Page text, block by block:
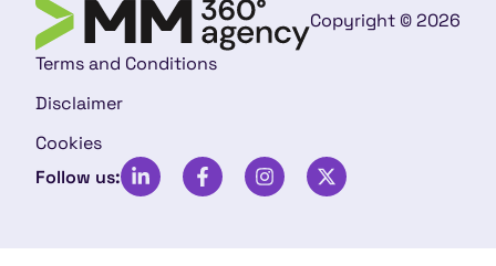
Copyright © 2026
Terms and Conditions
Disclaimer
Cookies
Follow us: